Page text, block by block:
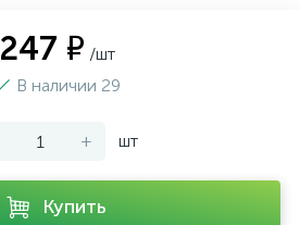
247 ₽ /шт
В наличии 29
+ шт
Купить